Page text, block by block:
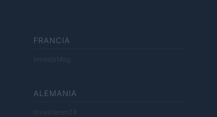
FRANCIA
InvestirMag
ALEMANIA
Investieren24